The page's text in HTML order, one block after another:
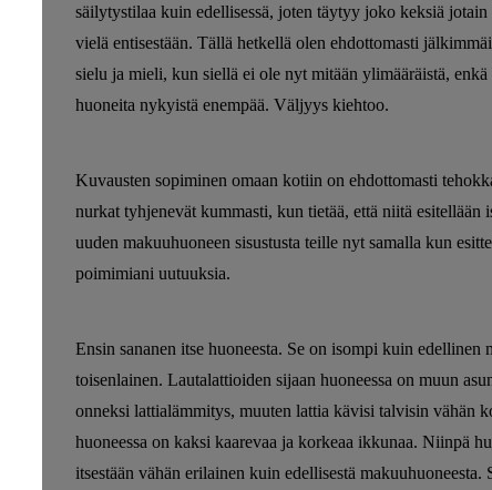
säilytystilaa kuin edellisessä, joten täytyy joko keksiä
vielä entisestään. Tällä hetkellä olen ehdottomasti
sielu ja mieli, kun siellä ei ole nyt mitään ylimääräistä,
huoneita nykyistä enempää. Väljyys kiehtoo.
Kuvausten sopiminen omaan kotiin on ehdottomasti
nurkat tyhjenevät kummasti, kun tietää, että niitä
uuden makuuhuoneen sisustusta teille nyt samalla kun
poimimiani uutuuksia.
Ensin sananen itse huoneesta. Se on isompi kuin
toisenlainen. Lautalattioiden sijaan huoneessa on muun
onneksi lattialämmitys, muuten lattia kävisi talvisin vähän
huoneessa on kaksi kaarevaa ja korkeaa ikkunaa. Niinpä
itsestään vähän erilainen kuin edellisestä makuuhuoneesta.